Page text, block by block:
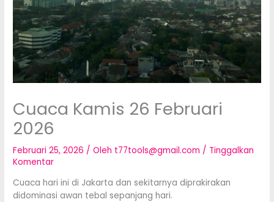
Cuaca Kamis 26 Februari
2026
Februari 25, 2026 / Oleh t77tools@gmail.com / Tinggalkan
Komentar
Cuaca hari ini di Jakarta dan sekitarnya diprakirakan
didominasi awan tebal sepanjang hari.